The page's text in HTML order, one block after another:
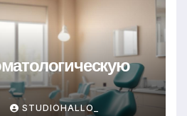
STUDIOHALLO_